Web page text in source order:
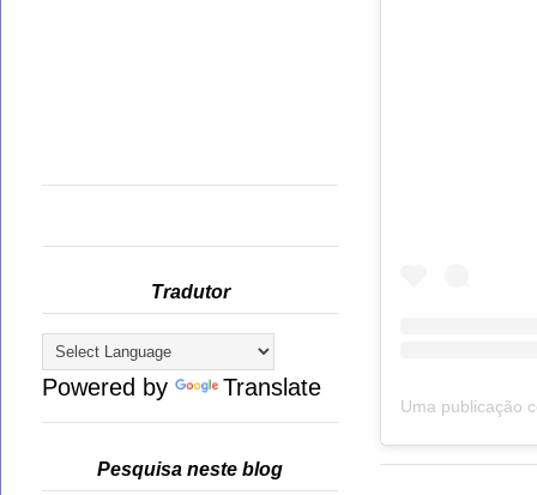
Tradutor
Powered by Translate
Pesquisa neste blog